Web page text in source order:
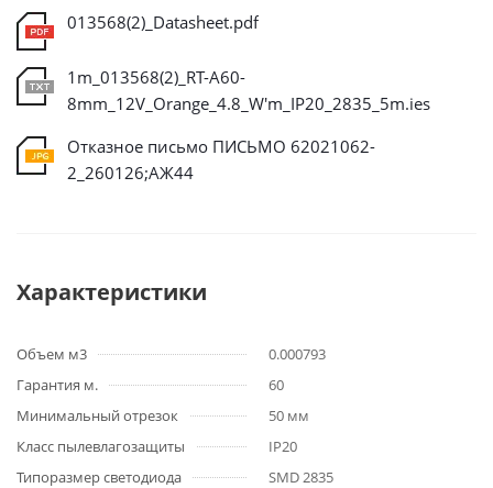
013568(2)_Datasheet.pdf
1m_013568(2)_RT-A60-
8mm_12V_Orange_4.8_W'm_IP20_2835_5m.ies
Отказное письмо ПИСЬМО 62021062-
2_260126;АЖ44
Характеристики
Объем м3
0.000793
Гарантия м.
60
Минимальный отрезок
50 мм
Класс пылевлагозащиты
IP20
Типоразмер светодиода
SMD 2835